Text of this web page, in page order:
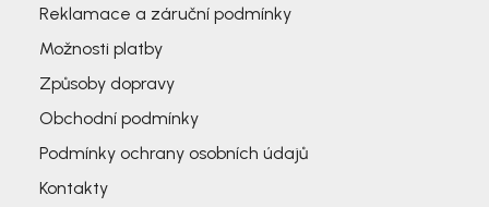
Reklamace a záruční podmínky
Možnosti platby
Způsoby dopravy
Obchodní podmínky
Podmínky ochrany osobních údajů
Kontakty